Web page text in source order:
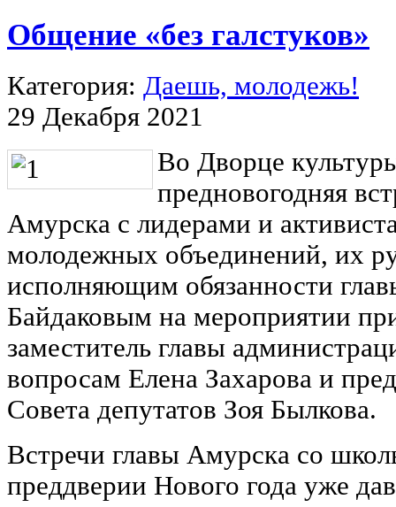
Общение «без галстуков»
Категория: Даешь, молодежь!
29 Декабря 2021
Во Дворце
предновогодняя
Амурска с лидерами и
молодежных объединений, их
исполняющим обязанности
Байдаковым на мероприятии
заместитель главы
вопросам Елена Захарова и
Совета депутатов Зоя Былкова.
Встречи главы Амурска со
преддверии Нового года уже